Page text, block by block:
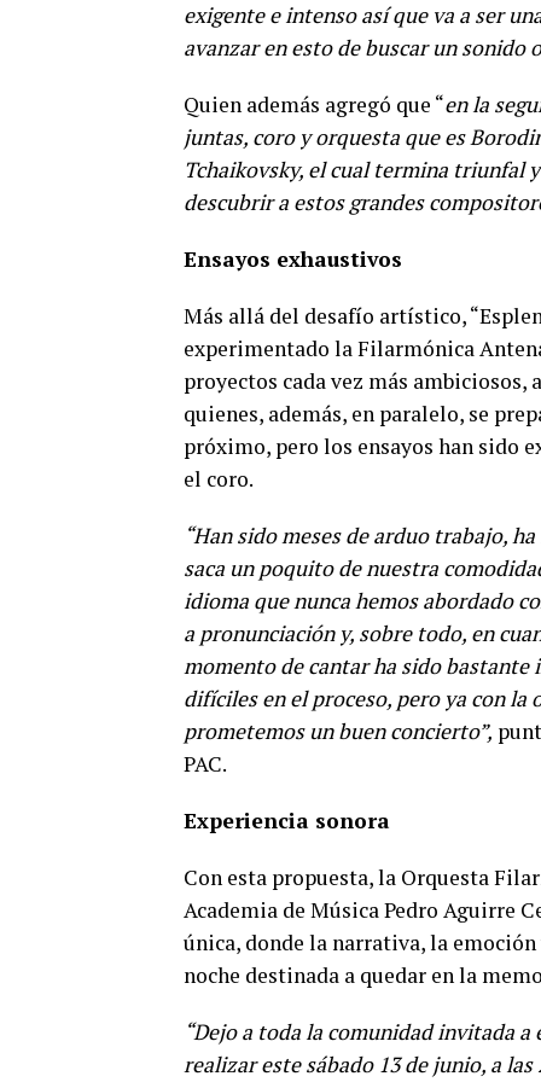
exigente e intenso así que va a ser
avanzar en esto de buscar un sonido
Quien además agregó que “en la
juntas, coro y orquesta que es
Tchaikovsky, el cual termina triunfal
descubrir a estos grandes
Ensayos exhaustivos
Más allá del desafío artístico,
experimentado la Filarmónica
proyectos cada vez más
quienes, además, en paralelo, se
próximo, pero los ensayos han sido
el coro.
“Han sido meses de arduo trabajo,
saca un poquito de nuestra
idioma que nunca hemos abordado
a pronunciación y, sobre todo, en
momento de cantar ha sido bastante
difíciles en el proceso, pero ya con la
prometemos un buen concierto”,
PAC.
Experiencia sonora
Con esta propuesta, la Orquesta
Academia de Música Pedro Aguirre
única, donde la narrativa, la
noche destinada a quedar en la
“Dejo a toda la comunidad invitada a
realizar este sábado 13 de junio, a